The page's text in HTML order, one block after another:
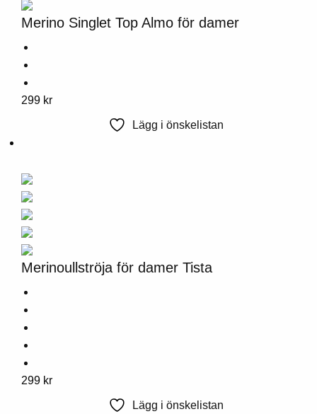
Merino Singlet Top Almo för damer
Denna
Alternativen
kan
väljas
på
produktsidan
299 kr
Lägg i önskelistan
Merinoullströja för damer Tista
Denna
299 kr
Lägg i önskelistan